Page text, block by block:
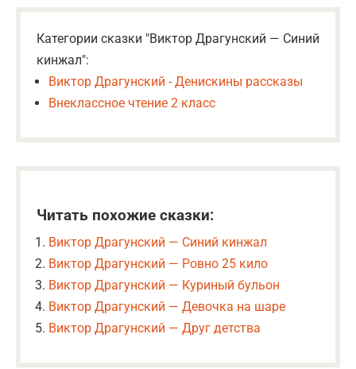
Категории сказки "Виктор Драгунский — Синий
кинжал":
Виктор Драгунский - Денискины рассказы
Внеклассное чтение 2 класс
Читать похожие сказки:
Виктор Драгунский — Синий кинжал
Виктор Драгунский — Ровно 25 кило
Виктор Драгунский — Куриный бульон
Виктор Драгунский — Девочка на шаре
Виктор Драгунский — Друг детства